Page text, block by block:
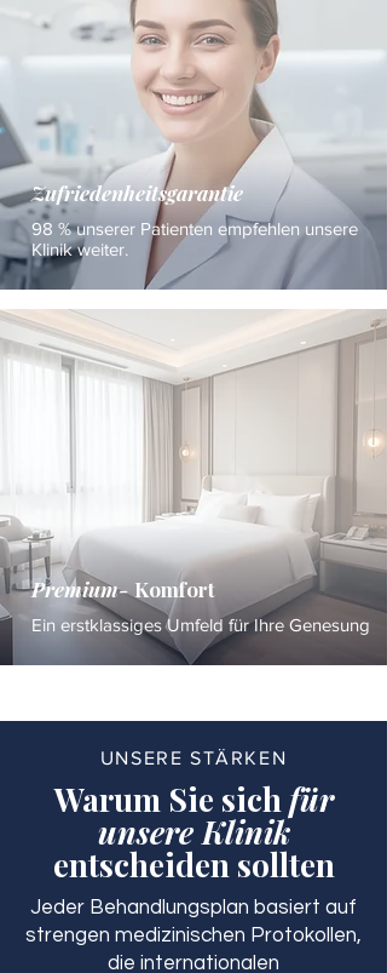
Zufriedenheitsgarantie
98 % unserer Patienten empfehlen unsere
Klinik weiter.
Premium-Komfort
Ein erstklassiges Umfeld für Ihre Genesung
UNSERE STÄRKEN
Warum Sie sichfür
unsere Klinik
entscheiden sollten
Jeder Behandlungsplan basiert auf
strengen medizinischen Protokollen,
die internationalen